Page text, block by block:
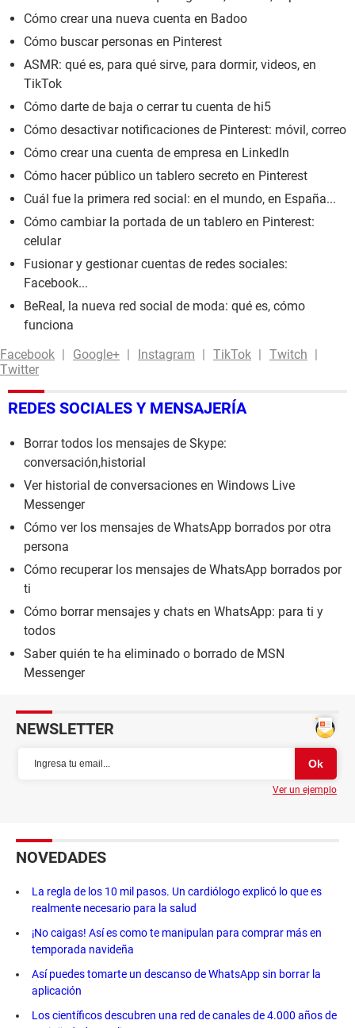
Cómo crear una nueva cuenta en Badoo
Cómo buscar personas en Pinterest
ASMR: qué es, para qué sirve, para dormir, videos, en
TikTok
Cómo darte de baja o cerrar tu cuenta de hi5
Cómo desactivar notificaciones de Pinterest: móvil, correo
Cómo crear una cuenta de empresa en LinkedIn
Cómo hacer público un tablero secreto en Pinterest
Cuál fue la primera red social: en el mundo, en España...
Cómo cambiar la portada de un tablero en Pinterest:
celular
Fusionar y gestionar cuentas de redes sociales:
Facebook...
BeReal, la nueva red social de moda: qué es, cómo
funciona
Facebook
Google+ Instagram TikTok
Twitch
Twitter
REDES SOCIALES Y MENSAJERÍA
Borrar todos los mensajes de Skype:
conversación,historial
Ver historial de conversaciones en Windows Live
Messenger
Cómo ver los mensajes de WhatsApp borrados por otra
persona
Cómo recuperar los mensajes de WhatsApp borrados por
ti
Cómo borrar mensajes y chats en WhatsApp: para ti y
todos
Saber quién te ha eliminado o borrado de MSN
Messenger
NEWSLETTER
Ver un ejemplo
NOVEDADES
La regla de los 10 mil pasos. Un cardiólogo explicó lo que es
realmente necesario para la salud
¡No caigas! Así es como te manipulan para comprar más en
temporada navideña
Así puedes tomarte un descanso de WhatsApp sin borrar la
aplicación
Los científicos descubren una red de canales de 4.000 años de